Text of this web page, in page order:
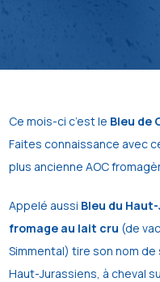
Ce mois-ci c’est le Bleu de
Faites connaissance avec
plus ancienne AOC
Appelé aussi Bleu du
fromage au lait cru (de
Simmental) tire son nom de
Haut-Jurassiens, à cheval